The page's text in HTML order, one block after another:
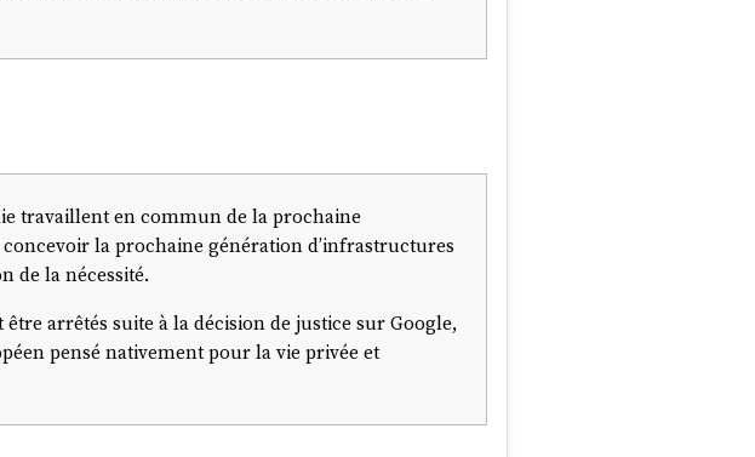
travaillent en commun de la prochaine
la prochaine génération d’infrastructures
de la nécessité.
arrêtés suite à la décision de justice sur Google,
pensé nativement pour la vie privée et